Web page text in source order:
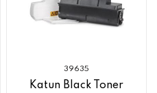
39635
Katun Black Toner